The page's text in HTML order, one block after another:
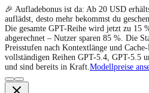
🎉 Aufladebonus ist da: Ab 20 USD
auflädst, desto mehr bekommst du
Die gesamte GPT-Reihe wird jetzt zu 15
abgerechnet – Nutzer sparen 85 %. Die
Preisstufen nach Kontextlänge und
vollständigen Reihen GPT-5.4, GPT-5.5
und sind bereits in Kraft.Modellpreise